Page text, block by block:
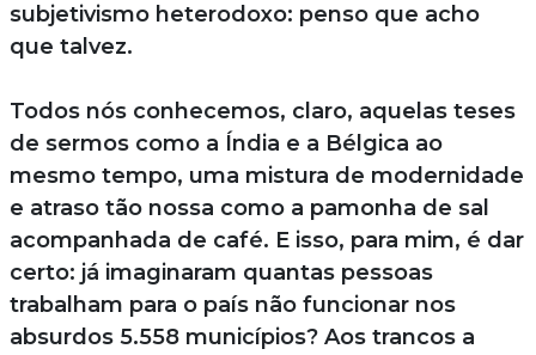
subjetivismo heterodoxo: penso que acho
que talvez.
Todos nós conhecemos, claro, aquelas teses
de sermos como a Índia e a Bélgica ao
mesmo tempo, uma mistura de modernidade
e atraso tão nossa como a pamonha de sal
acompanhada de café. E isso, para mim, é dar
certo: já imaginaram quantas pessoas
trabalham para o país não funcionar nos
absurdos 5.558 municípios? Aos trancos a